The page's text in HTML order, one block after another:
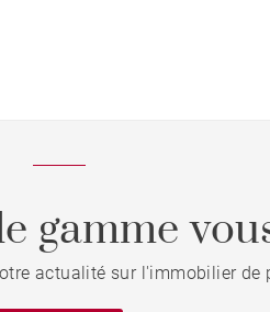
gamme
actualité sur l'immobilier de